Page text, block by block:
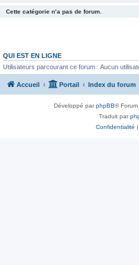
Cette catégorie n’a pas de forum.
QUI EST EN LIGNE
Utilisateurs parcourant ce forum : Aucun
Accueil Portail Index du forum
Développé parphpBB®
Traduit par
Confidentialité |